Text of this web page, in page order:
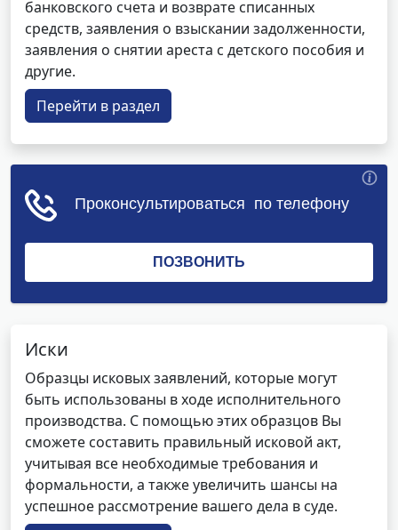
банковского счета и возврате списанных
средств, заявления о взыскании задолженности,
заявления о снятии ареста с детского пособия и
другие.
Перейти в раздел
Иски
Образцы исковых заявлений, которые могут
быть использованы в ходе исполнительного
производства. С помощью этих образцов Вы
сможете составить правильный исковой акт,
учитывая все необходимые требования и
формальности, а также увеличить шансы на
успешное рассмотрение вашего дела в суде.